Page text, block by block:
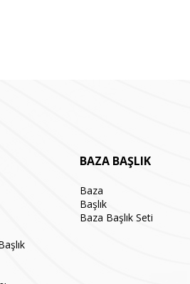
BAZA BAŞLIK
Baza
Başlık
Baza Başlık Seti